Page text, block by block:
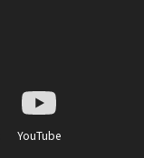
YouTube